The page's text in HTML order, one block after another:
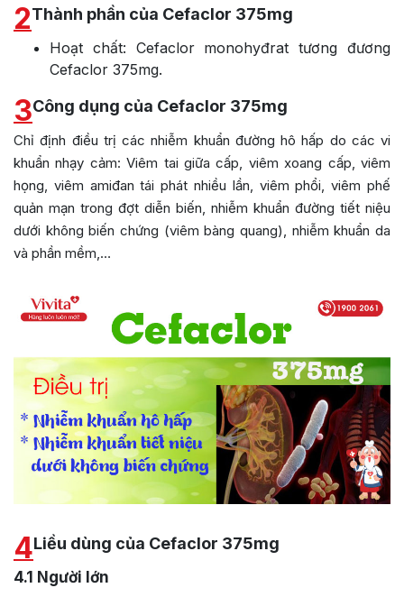
2Thành phần của Cefaclor 375mg
Hoạt chất: Cefaclor monohyđrat tương đương
Cefaclor 375mg.
3Công dụng của Cefaclor 375mg
Chỉ định điều trị các nhiễm khuẩn đường hô hấp do các vi
khuẩn nhạy cảm: Viêm tai giữa cấp, viêm xoang cấp, viêm
họng, viêm amiđan tái phát nhiều lần, viêm phổi, viêm phế
quản mạn trong đợt diễn biến, nhiễm khuẩn đường tiết niệu
dưới không biến chứng (viêm bàng quang), nhiễm khuẩn da
và phần mềm,…
4Liều dùng của Cefaclor 375mg
4.1 Người lớn